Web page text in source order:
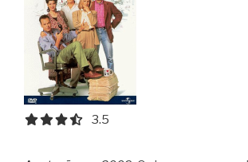
3.5 out of 5.0 stars
3.5